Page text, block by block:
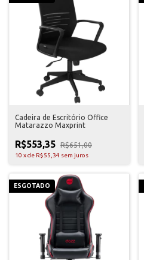
Cadeira de Escritório Office
Matarazzo Maxprint
R$553,35 R$651,00
10 xde R$55,34 sem juros
ESGOTADO